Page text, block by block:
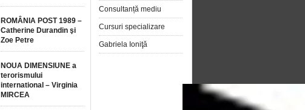
ROMÂNIA POST 1989 –
Catherine Durandin şi
Zoe Petre
NOUA DIMENSIUNE a
terorismului
international – Virginia
MIRCEA
Consultanță mediu
Cursuri specializare
Gabriela Ioniţă